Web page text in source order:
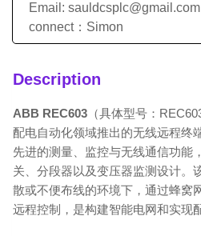
Email: sauldcsplc@gmail.com
connect：Simon
Description
ABB REC603 （具体型号：
配电自动化领域推出的无线远程终
先进的测量、监控与无线通信功能
关、分段器以及变压器监测设计。
散或不便布线的环境下，通过蜂窝
远程控制，是构建智能电网和实现